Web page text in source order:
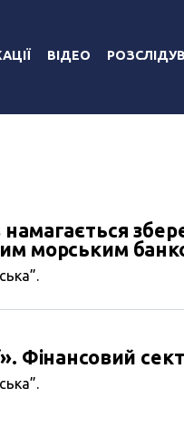
ВІДЕО
морським
Фінансовий